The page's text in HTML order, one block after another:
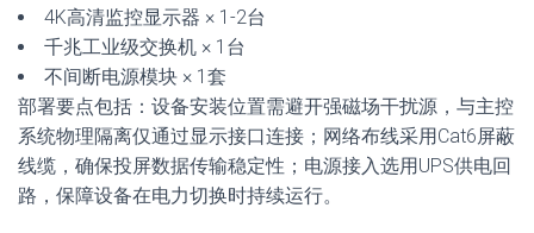
4K高清监控显示器 × 1-2台
千兆工业级交换机 × 1台
不间断电源模块 × 1套
部署要点包括：设备安装位置需避开强磁场干扰源，与主控
系统物理隔离仅通过显示接口连接；网络布线采用Cat6屏蔽
线缆，确保投屏数据传输稳定性；电源接入选用UPS供电回
路，保障设备在电力切换时持续运行。